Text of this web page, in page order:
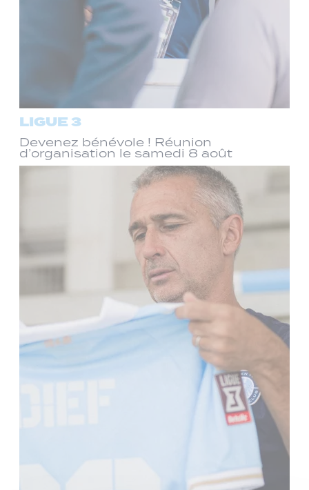
LIGUE 3
Devenez bénévole ! Réunion
d’organisation le samedi 8 août